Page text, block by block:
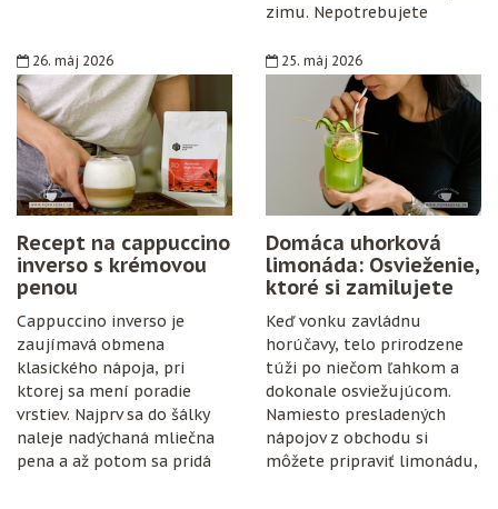
zimu. Nepotrebujete
konzervanty ani zložitý
postup. Stačí zrelé hrozno,
cukor, citrón, čisté fľaše
a trochu trpezlivosti.
26. máj 2026
Recept na cappuccino
inverso s krémovou
penou
Cappuccino inverso je
zaujímavá obmena
klasického nápoja, pri
ktorej sa mení poradie
vrstiev. Najprv sa do šálky
naleje nadýchaná mliečna
pena a až potom sa pridá
25. máj 2026
Domáca uhorková
limonáda: Osvieženie,
ktoré si zamilujete
Keď vonku zavládnu
horúčavy, telo prirodzene
túži po niečom ľahkom a
dokonale osviežujúcom.
Namiesto presladených
nápojov z obchodu si
môžete pripraviť limonádu,